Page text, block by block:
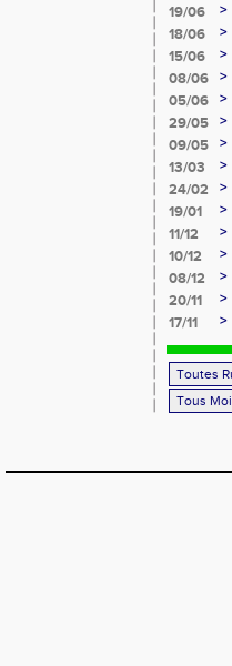
19/06
>
18/06
>
15/06
>
08/06
>
05/06
>
29/05
>
09/05 >
13/03
>
24/02
>
19/01
>
11/12
>
10/12
>
08/12
>
20/11 >
17/11
>